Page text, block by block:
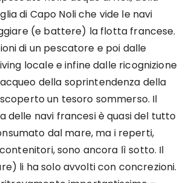
di Capo Noli che vide le navi
(e battere) la flotta francese.
di un pescatore e poi dalle
locale e infine dalle ricognizione
della soprintendenza della
un tesoro sommerso. Il
delle navi francesi è quasi del tutto
dal mare, ma i reperti,
sono ancora lì sotto. Il
li ha solo avvolti con concrezioni.